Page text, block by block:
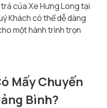
của Xe Hưng Long tại
Khách có thể dễ dàng
một hành trình trọn
Mấy Chuyến
Bình?